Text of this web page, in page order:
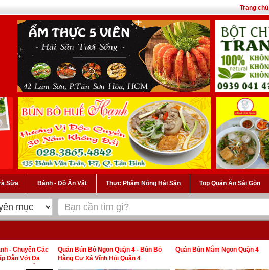
Trang chủ
Sữa Bánh - Đồ Ăn Vặt Thực Phẩm Nông Hải Sản Top Quán Ăn Sài Gòn
- Chuyên Các
Dẫn Với Đa
Quán Bún Bò Ngon Quận 4 - Bún Bò
Hằng Cư Xá Vĩnh Hội Quận 4
Quán Bún Mắm Ngon Quận 4